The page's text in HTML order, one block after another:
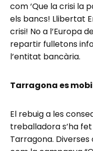
com ‘Que la crisi la
els bancs! Llibertat
crisi! No a l’Europa
repartir fulletons
l’entitat bancària.
Tarragona es
El rebuig a les
treballadora s’ha
Tarragona.